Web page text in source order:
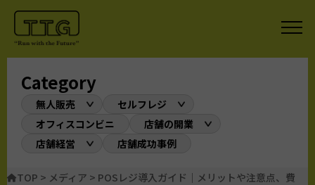
Category
無人販売
セルフレジ
オフィスコンビニ
店舗の開業
店舗経営
店舗成功事例
TOP > メディア > POSレジ導入ガイド｜メリットや注意点、費